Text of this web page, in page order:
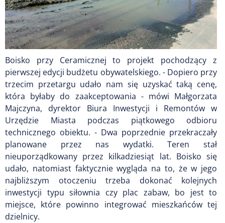
Boisko przy Ceramicznej to projekt pochodzący z
pierwszej edycji budżetu obywatelskiego. - Dopiero przy
trzecim przetargu udało nam się uzyskać taką cenę,
która byłaby do zaakceptowania - mówi Małgorzata
Majczyna, dyrektor Biura Inwestycji i Remontów w
Urzędzie Miasta podczas piątkowego odbioru
technicznego obiektu. - Dwa poprzednie przekraczały
planowane przez nas wydatki. Teren stał
nieuporządkowany przez kilkadziesiąt lat. Boisko się
udało, natomiast faktycznie wygląda na to, że w jego
najbliższym otoczeniu trzeba dokonać kolejnych
inwestycji typu siłownia czy plac zabaw, bo jest to
miejsce, które powinno integrować mieszkańców tej
dzielnicy.